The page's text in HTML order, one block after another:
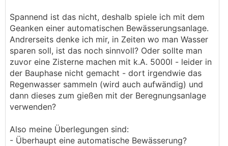
Spannend ist das nicht, deshalb spiele ich mit dem
Geanken einer automatischen Bewässerungsanlage.
Andrerseits denke ich mir, in Zeiten wo man Wasser
sparen soll, ist das noch sinnvoll? Oder sollte man
zuvor eine Zisterne machen mit k.A. 5000l - leider in
der Bauphase nicht gemacht - dort irgendwie das
Regenwasser sammeln (wird auch aufwändig) und
dann dieses zum gießen mit der Beregnungsanlage
verwenden?
Also meine Überlegungen sind:
- Überhaupt eine automatische Bewässerung?